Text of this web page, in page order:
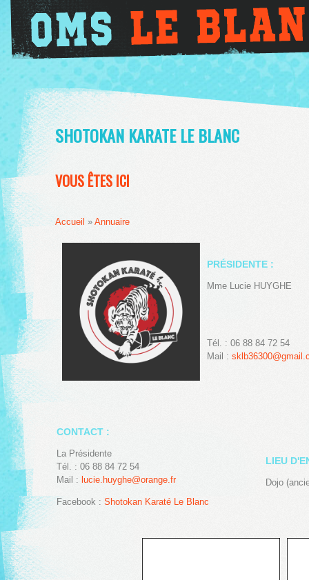
SHOTOKAN KARATE LE BLANC
VOUS ÊTES ICI
Accueil » Annuaire
PRÉSIDENTE :
Mme Lucie HUYGHE
Tél. : 06 88 84 72 54
Mail :
CONTACT :
La Présidente
Tél. : 06 88 84 72 54
Mail : lucie.huyghe@orange.fr
Facebook : Shotokan Karaté Le Blanc
LIEU
Dojo